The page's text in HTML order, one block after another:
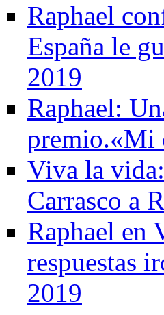
Raphael
España le
2019
Raphael:
premio.«Mi
Viva la
Carrasco a
Raphael en
respuestas
2019